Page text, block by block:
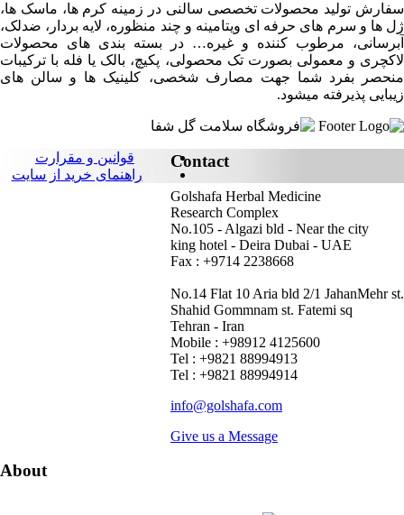
سفارش تولید محصولات تخصصی سالنی در زمینه کرم ها، ماسک ها،
ژل ها و سرم های حرفه ای ویتامینه و چند منظوره، لایه بردار، ضدلک،
آبرسانی، مرطوب کننده و غیره… در بسته بندی های محصولات
لاکچری و معمولی بصورت تک محصولی، پکیچ، بالک یا فله با ترکیبات
منحصر بفرد شما جهت مصارف شخصی، کلینیک ها و سالن های
زیبایی پذیرفته میشود.
Contact
Golshafa Herbal Medicine
Research Complex
No.105 - Algazi bld - Near the city
king hotel - Deira Dubai - UAE
Fax : +9714 2238668
No.14 Flat 10 Aria bld 2/1 JahanMehr st.
Shahid Gommnam st. Fatemi sq
Tehran - Iran
Mobile : +98912 4125600
Tel : +9821 88994913
Tel : +9821 88994914
info@golshafa.com
Give us a Message
About
قوانین و مقرارت
راهنمای خرید از سایت